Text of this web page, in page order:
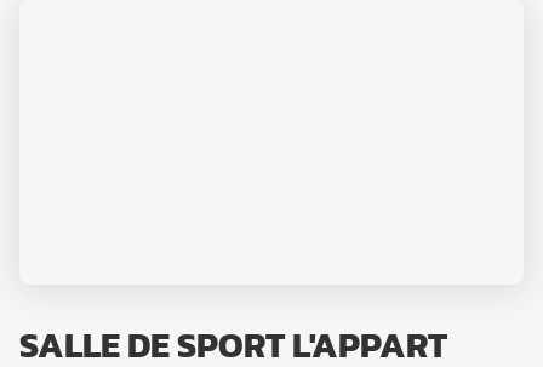
SALLE DE SPORT L'APPART